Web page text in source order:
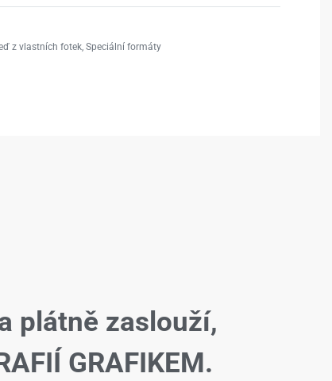
z vlastních fotek, Speciální formáty
plátně zaslouží,
GRAFIKEM.